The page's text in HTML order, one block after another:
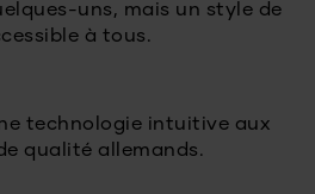
uns, mais un style de
à tous.
technologie intuitive aux
qualité allemands.